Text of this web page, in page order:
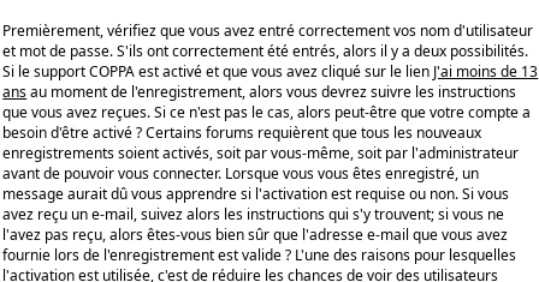
Premièrement, vérifiez que vous avez entré correctement vos nom d'utilisateur
et mot de passe. S'ils ont correctement été entrés, alors il y a deux possibilités.
Si le support COPPA est activé et que vous avez cliqué sur le lien J'ai moins de 13
ansau moment de l'enregistrement, alors vous devrez suivre les instructions
que vous avez reçues. Si ce n'est pas le cas, alors peut-être que votre compte a
besoin d'être activé ? Certains forums requièrent que tous les nouveaux
enregistrements soient activés, soit par vous-même, soit par l'administrateur
avant de pouvoir vous connecter. Lorsque vous vous êtes enregistré, un
message aurait dû vous apprendre si l'activation est requise ou non. Si vous
avez reçu un e-mail, suivez alors les instructions qui s'y trouvent; si vous ne
l'avez pas reçu, alors êtes-vous bien sûr que l'adresse e-mail que vous avez
fournie lors de l'enregistrement est valide ? L'une des raisons pour lesquelles
l'activation est utilisée, c'est de réduire les chances de voir des utilisateurs